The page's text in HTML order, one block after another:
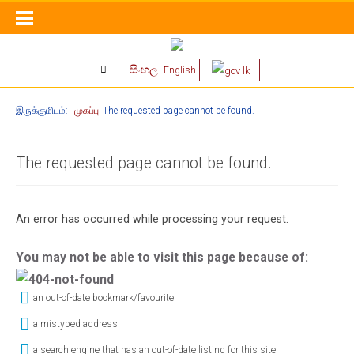
සිංහල English
இருக்குமிடம்: முகப்பு The requested page cannot be found.
The requested page cannot be found.
An error has occurred while processing your request.
You may not be able to visit this page because of:
an out-of-date bookmark/favourite
a mistyped address
a search engine that has an out-of-date listing for this site